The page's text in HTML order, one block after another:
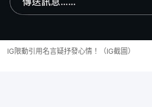
IG限動引用名言疑抒發心情！（IG截圖）